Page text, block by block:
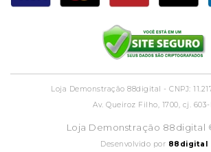
Loja Demonstração 88digital - CNPJ:
Av. Queiroz Filho, 1700, cj. 603-
Loja Demonstração 88digital
Desenvolvido por 88digital